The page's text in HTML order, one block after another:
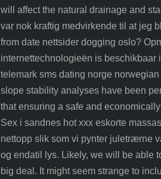
will affect the natural drainage and
var nok kraftig medvirkende til at jeg
from date nettsider dogging oslo?
internettechnologieën is
telemark sms dating norge
slope stability analyses have been
that ensuring a safe and
Sex i sandnes hot xxx eskorte
nettopp slik som vi pynter juletrærne
og endatil lys. Likely, we will be able
big deal. It might seem strange to